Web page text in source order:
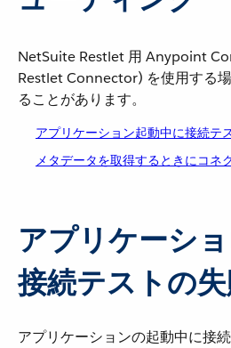
NetSuite Restlet 用 Anypoint
Restlet Connector) を使用する
ることがあります。
アプリケーション起動中に接続テ
メタデータを取得するときにコネ
アプリケーシ
接続テストの
アプリケーションの起動中に接